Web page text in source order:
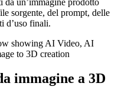
sorgente, del prompt, delle
d’uso finali.
immagine a 3D